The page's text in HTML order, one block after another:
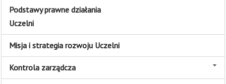
Podstawy prawne działania
Uczelni
Misja i strategia rozwoju Uczelni
Kontrola zarządcza